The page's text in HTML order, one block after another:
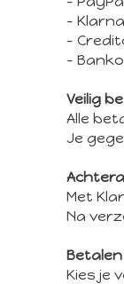
-
-
-
Veilig
Alle
Je
Met
Na
Kies je